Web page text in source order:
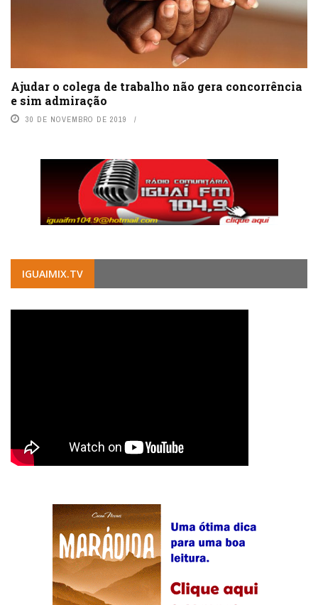
Ajudar o colega de trabalho não gera concorrência
e sim admiração
30 DE NOVEMBRO DE 2019
IGUAIMIX.TV